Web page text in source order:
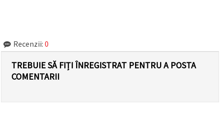
Recenzii: 0
TREBUIE SĂ FIȚI ÎNREGISTRAT PENTRU A POSTA
COMENTARII